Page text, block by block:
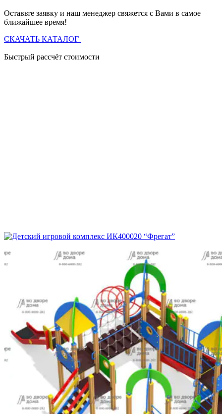
Оставьте заявку и наш менеджер свяжется с Вами в самое
ближайшее время!
СКАЧАТЬ КАТАЛОГ
Быстрый рассчёт стоимости